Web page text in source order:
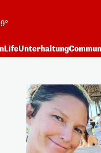
LifeUnterhaltung